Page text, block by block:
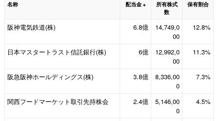
名称 配当金 ※
所有株式
数
保有割合
阪神電気鉄道(株) 6.8億
14,749,0
00
12.8%
日本マスタートラスト信託銀行(株) 6億
12,992,0
00
11.3%
阪急阪神ホールディングス(株) 3.8億
8,336,00
0
7.3%
関西フードマーケット取引先持株会 2.4億
5,146,00
0
4.5%